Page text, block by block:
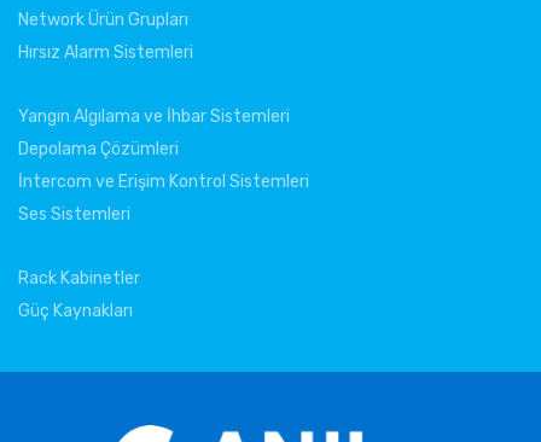
Network Ürün Grupları
Hırsız Alarm Sistemleri
Yangın Algılama ve İhbar Sistemleri
Depolama Çözümleri
İntercom ve Erişim Kontrol Sistemleri
Ses Sistemleri
Rack Kabinetler
Güç Kaynakları